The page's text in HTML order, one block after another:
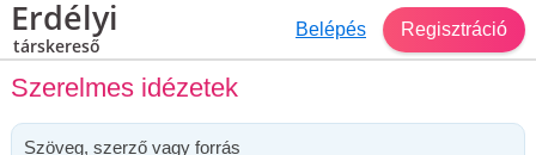
Erdélyi
társkereső
Belépés Regisztráció
Szerelmes idézetek
Szöveg, szerző vagy forrás